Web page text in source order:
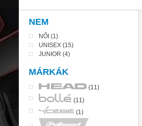
NEM
NŐI (1)
UNISEX (15)
JUNIOR (4)
MÁRKÁK
(11)
(11)
(1)